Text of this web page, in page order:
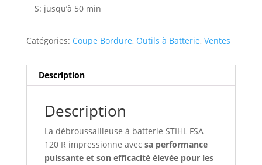
S: jusqu’à 50 min
Catégories: Coupe Bordure, Outils à Batterie, Ventes
Description
Description
La débroussailleuse à batterie STIHL FSA
120 R impressionne avec sa performance
puissante et son efficacité élevée pour les